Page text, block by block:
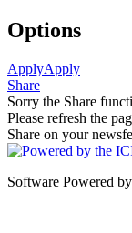
Options
ApplyApply
Share
Sorry the Share
Please refresh the
Share on your
Software Powered